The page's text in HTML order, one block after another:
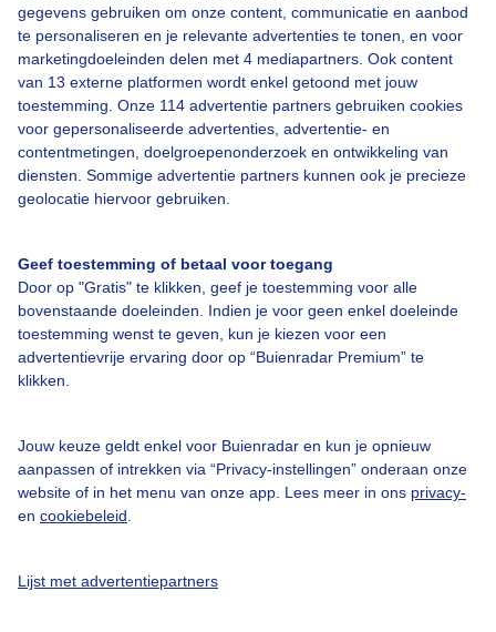
gegevens gebruiken om onze content, communicatie en aanbod
te personaliseren en je relevante advertenties te tonen, en voor
marketingdoeleinden delen met 4 mediapartners. Ook content
van 13 externe platformen wordt enkel getoond met jouw
toestemming. Onze 114 advertentie partners gebruiken cookies
voor gepersonaliseerde advertenties, advertentie- en
contentmetingen, doelgroepenonderzoek en ontwikkeling van
diensten. Sommige advertentie partners kunnen ook je precieze
geolocatie hiervoor gebruiken.
Geef toestemming of betaal voor toegang
Door op "Gratis" te klikken, geef je toestemming voor alle
bovenstaande doeleinden. Indien je voor geen enkel doeleinde
toestemming wenst te geven, kun je kiezen voor een
advertentievrije ervaring door op “Buienradar Premium” te
klikken.
Jouw keuze geldt enkel voor Buienradar en kun je opnieuw
aanpassen of intrekken via “Privacy-instellingen” onderaan onze
website of in het menu van onze app. Lees meer in ons privacy-
en cookiebeleid
Lijst met advertentiepartners
Over Buienradar
Bedrijfsgegevens
Contact
Toegankelijkheid
Gebruikersvoorwaarden
Adverteren
Privacy beleid
Cookie beleid